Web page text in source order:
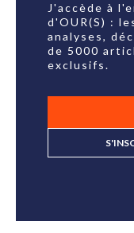
J'accède à
d'OUR(S) :
analyses,
de 5000
exclusifs.